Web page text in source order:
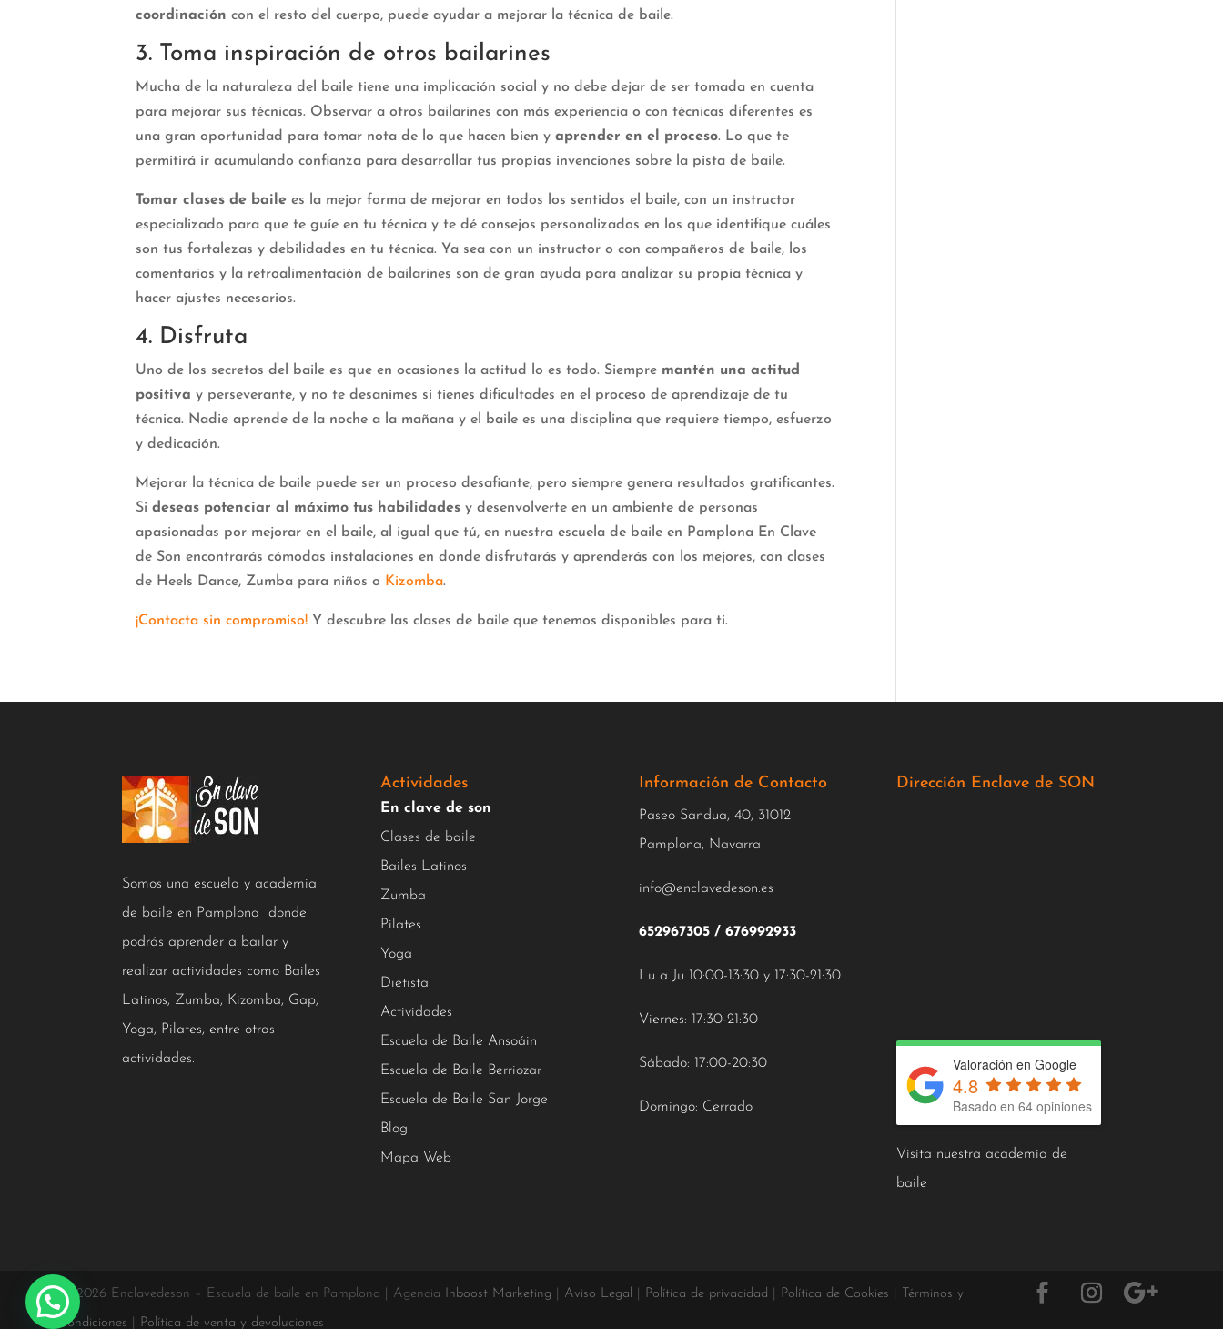
coordinación con el resto del cuerpo, puede ayudar a mejorar la técnica de baile.
3. Toma inspiración de otros bailarines
Mucha de la naturaleza del baile tiene una implicación social y no debe dejar de ser tomada en cuenta
para mejorar sus técnicas. Observar a otros bailarines con más experiencia o con técnicas diferentes es
una gran oportunidad para tomar nota de lo que hacen bien yaprender en el proceso. Lo que te
permitirá ir acumulando confianza para desarrollar tus propias invenciones sobre la pista de baile.
Tomar clases de baile es la mejor forma de mejorar en todos los sentidos el baile, con un instructor
especializado para que te guíe en tu técnica y te dé consejos personalizados en los que identifique cuáles
son tus fortalezas y debilidades en tu técnica. Ya sea con un instructor o con compañeros de baile, los
comentarios y la retroalimentación de bailarines son de gran ayuda para analizar su propia técnica y
hacer ajustes necesarios.
4. Disfruta
Uno de los secretos del baile es que en ocasiones la actitud lo es todo. Siempre mantén una actitud
positiva y perseverante, y no te desanimes si tienes dificultades en el proceso de aprendizaje de tu
técnica. Nadie aprende de la noche a la mañana y el baile es una disciplina que requiere tiempo, esfuerzo
y dedicación.
Mejorar la técnica de baile puede ser un proceso desafiante, pero siempre genera resultados gratificantes.
Sideseas potenciar al máximo tus habilidades y desenvolverte en un ambiente de personas
apasionadas por mejorar en el baile, al igual que tú, en nuestra escuela de baile en Pamplona En Clave
de Son encontrarás cómodas instalaciones en donde disfrutarás y aprenderás con los mejores, con clases
de Heels Dance, Zumba para niños o Kizomba.
¡Contacta sin compromiso! Y descubre las clases de baile que tenemos disponibles para ti.
Somos una escuela y academia
de baile en Pamplona donde
podrás aprender a bailar y
realizar actividades como Bailes
Latinos, Zumba, Kizomba, Gap,
Yoga, Pilates, entre otras
actividades.
Actividades
En clave de son
Clases de baile
Bailes Latinos
Zumba
Pilates
Yoga
Dietista
Actividades
Escuela de Baile Ansoáin
Escuela de Baile Berriozar
Escuela de Baile San Jorge
Blog
Mapa Web
Información de Contacto
Paseo Sandua, 40, 31012
Pamplona, Navarra
info@enclavedeson.es
652967305/ 676992933
Lu a Ju 10:00-13:30 y 17:30-21:30
Viernes: 17:30-21:30
Sábado: 17:00-20:30
Domingo: Cerrado
Dirección Enclave de SON
Valoración en Google
4.8
Basado en 64 opiniones
Visita nuestra academia de
baile
© 2026 Enclavedeson – Escuela de baile en Pamplona | Agencia Inboost Marketing Aviso Legal Política de privacidad Política de Cookies Términos y
condiciones Política de venta y devoluciones